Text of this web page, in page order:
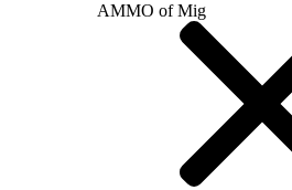
AMMO of Mig